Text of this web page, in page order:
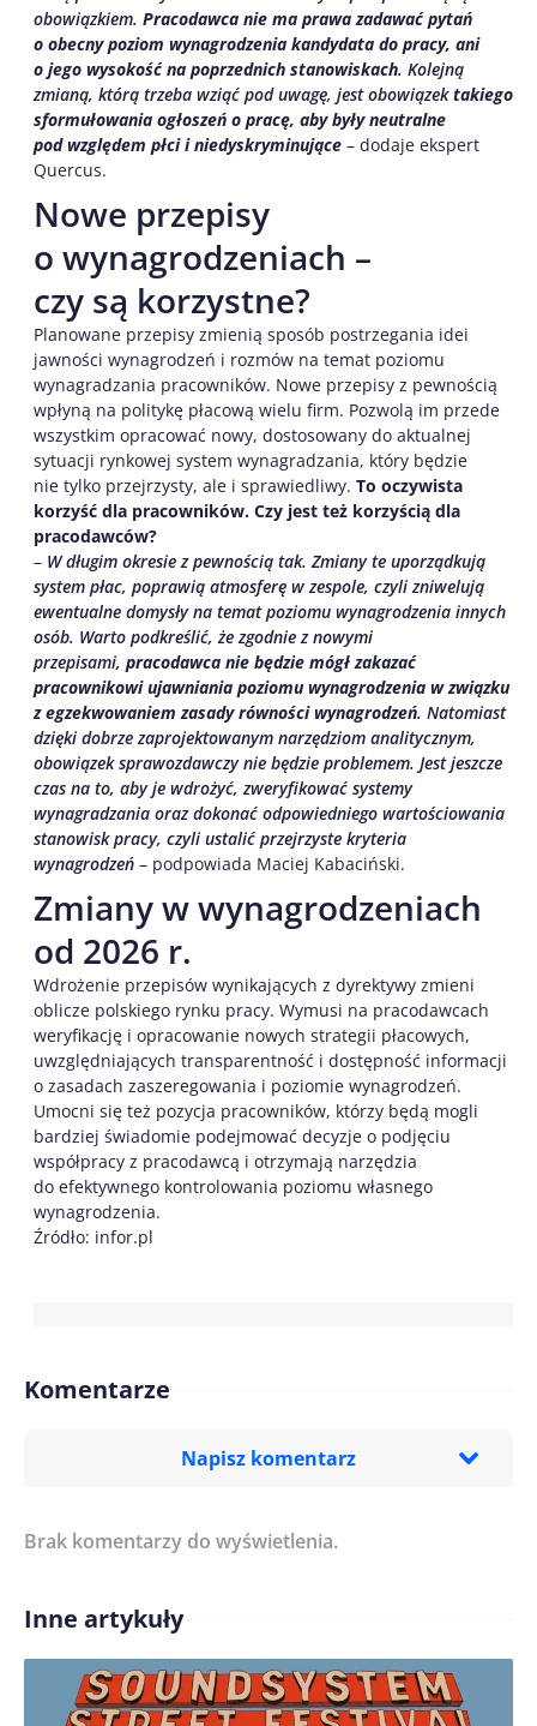
obowiązkiem. Pracodawca nie ma prawa zadawać pytań
o obecny poziom wynagrodzenia kandydata do pracy, ani
o jego wysokość na poprzednich stanowiskach. Kolejną
zmianą, którą trzeba wziąć pod uwagę, jest obowiązektakiego
sformułowania ogłoszeń o pracę, aby były neutralne
pod względem płci i niedyskryminujące – dodaje ekspert
Quercus.
Nowe przepisy
o wynagrodzeniach –
czy są korzystne?
Planowane przepisy zmienią sposób postrzegania idei
jawności wynagrodzeń i rozmów na temat poziomu
wynagradzania pracowników. Nowe przepisy z pewnością
wpłyną na politykę płacową wielu firm. Pozwolą im przede
wszystkim opracować nowy, dostosowany do aktualnej
sytuacji rynkowej system wynagradzania, który będzie
nie tylko przejrzysty, ale i sprawiedliwy. To oczywista
korzyść dla pracowników. Czy jest też korzyścią dla
pracodawców?
– W długim okresie z pewnością tak. Zmiany te uporządkują
system płac, poprawią atmosferę w zespole, czyli zniwelują
ewentualne domysły na temat poziomu wynagrodzenia innych
osób. Warto podkreślić, że zgodnie z nowymi
przepisami, pracodawca nie będzie mógł zakazać
pracownikowi ujawniania poziomu wynagrodzenia w związku
z egzekwowaniem zasady równości wynagrodzeń. Natomiast
dzięki dobrze zaprojektowanym narzędziom analitycznym,
obowiązek sprawozdawczy nie będzie problemem. Jest jeszcze
czas na to, aby je wdrożyć, zweryfikować systemy
wynagradzania oraz dokonać odpowiedniego wartościowania
stanowisk pracy, czyli ustalić przejrzyste kryteria
wynagrodzeń – podpowiada Maciej Kabaciński.
Zmiany w wynagrodzeniach
od 2026 r.
Wdrożenie przepisów wynikających z dyrektywy zmieni
oblicze polskiego rynku pracy. Wymusi na pracodawcach
weryfikację i opracowanie nowych strategii płacowych,
uwzględniających transparentność i dostępność informacji
o zasadach zaszeregowania i poziomie wynagrodzeń.
Umocni się też pozycja pracowników, którzy będą mogli
bardziej świadomie podejmować decyzje o podjęciu
współpracy z pracodawcą i otrzymają narzędzia
do efektywnego kontrolowania poziomu własnego
wynagrodzenia.
Źródło: infor.pl
Komentarze
Napisz komentarz
Treść komentarza*
Imię/ Nick*
Brak komentarzy do wyświetlenia.
Inne artykuły